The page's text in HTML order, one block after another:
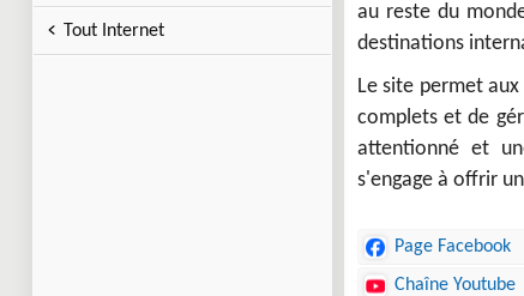
Tout Internet
au reste du
destinations
Le site permet
complets et de
attentionné et
s'engage à offrir
Page Facebook
Chaîne Youtube